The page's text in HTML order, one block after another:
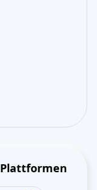
Plattformen